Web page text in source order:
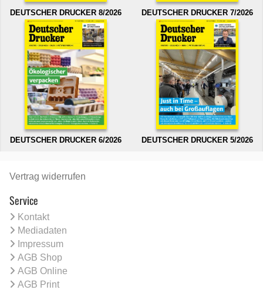
DEUTSCHER DRUCKER 8/2026 DEUTSCHER DRUCKER 7/2026
DEUTSCHER DRUCKER 6/2026 DEUTSCHER DRUCKER 5/2026
Vertrag widerrufen
Service
Kontakt
Mediadaten
Impressum
AGB Shop
AGB Online
AGB Print